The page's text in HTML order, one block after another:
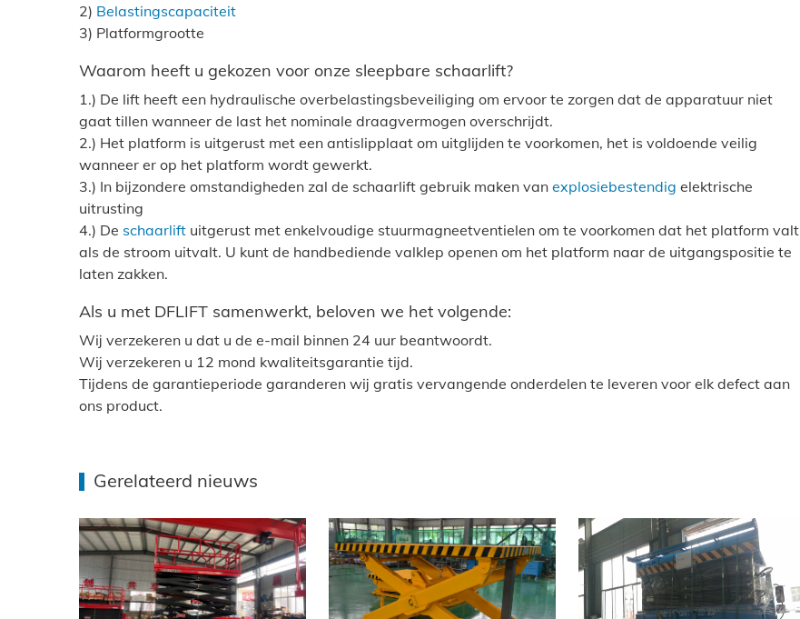
2) Belastingscapaciteit
3) Platformgrootte
Waarom heeft u gekozen voor onze sleepbare schaarlift?
1.) De lift heeft een hydraulische overbelastingsbeveiliging om ervoor te zorgen dat de apparatuur niet
gaat tillen wanneer de last het nominale draagvermogen overschrijdt.
2.) Het platform is uitgerust met een antislipplaat om uitglijden te voorkomen, het is voldoende veilig
wanneer er op het platform wordt gewerkt.
3.) In bijzondere omstandigheden zal de schaarlift gebruik maken van explosiebestendig elektrische
uitrusting
4.) De schaarlift uitgerust met enkelvoudige stuurmagneetventielen om te voorkomen dat het platform valt
als de stroom uitvalt. U kunt de handbediende valklep openen om het platform naar de uitgangspositie te
laten zakken.
Als u met DFLIFT samenwerkt, beloven we het volgende:
Wij verzekeren u dat u de e-mail binnen 24 uur beantwoordt.
Wij verzekeren u 12 mond kwaliteitsgarantie tijd.
Tijdens de garantieperiode garanderen wij gratis vervangende onderdelen te leveren voor elk defect aan
ons product.
Gerelateerd nieuws